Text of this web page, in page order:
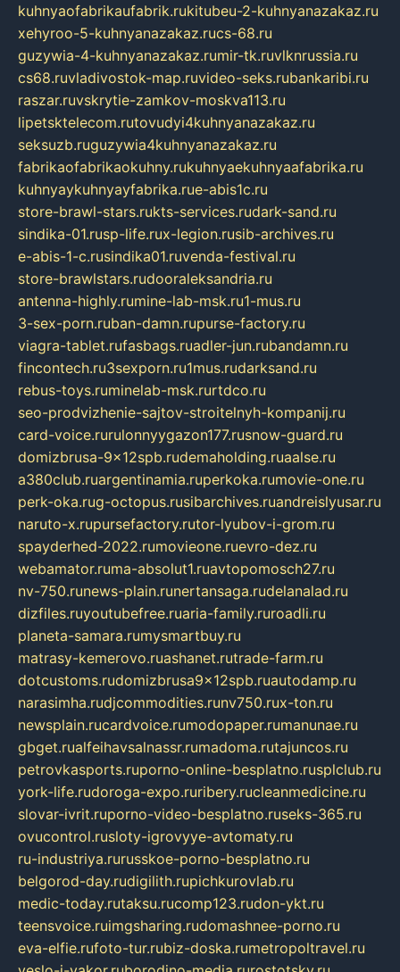
kuhnyaofabrikaufabrik.rukitubeu-2-kuhnyanazakaz.ru
xehyroo-5-kuhnyanazakaz.rucs-68.ru
guzywia-4-kuhnyanazakaz.rumir-tk.ruvlknrussia.ru
cs68.ruvladivostok-map.ruvideo-seks.rubankaribi.ru
raszar.ruvskrytie-zamkov-moskva113.ru
lipetsktelecom.rutovudyi4kuhnyanazakaz.ru
seksuzb.ruguzywia4kuhnyanazakaz.ru
fabrikaofabrikaokuhny.rukuhnyaekuhnyaafabrika.ru
kuhnyaykuhnyayfabrika.rue-abis1c.ru
store-brawl-stars.rukts-services.rudark-sand.ru
sindika-01.rusp-life.rux-legion.rusib-archives.ru
e-abis-1-c.rusindika01.ruvenda-festival.ru
store-brawlstars.rudooraleksandria.ru
antenna-highly.rumine-lab-msk.ru1-mus.ru
3-sex-porn.ruban-damn.rupurse-factory.ru
viagra-tablet.rufasbags.ruadler-jun.rubandamn.ru
fincontech.ru3sexporn.ru1mus.rudarksand.ru
rebus-toys.ruminelab-msk.rurtdco.ru
seo-prodvizhenie-sajtov-stroitelnyh-kompanij.ru
card-voice.rurulonnyygazon177.rusnow-guard.ru
domizbrusa-9x12spb.rudemaholding.ruaalse.ru
a380club.ruargentinamia.ruperkoka.rumovie-one.ru
perk-oka.rug-octopus.rusibarchives.ruandreislyusar.ru
naruto-x.rupursefactory.rutor-lyubov-i-grom.ru
spayderhed-2022.rumovieone.ruevro-dez.ru
webamator.ruma-absolut1.ruavtopomosch27.ru
nv-750.runews-plain.runertansaga.rudelanalad.ru
dizfiles.ruyoutubefree.ruaria-family.ruroadli.ru
planeta-samara.rumysmartbuy.ru
matrasy-kemerovo.ruashanet.rutrade-farm.ru
dotcustoms.rudomizbrusa9x12spb.ruautodamp.ru
narasimha.rudjcommodities.runv750.rux-ton.ru
newsplain.rucardvoice.rumodopaper.rumanunae.ru
gbget.rualfeihavsalnassr.rumadoma.rutajuncos.ru
petrovkasports.ruporno-online-besplatno.rusplclub.ru
york-life.rudoroga-expo.ruribery.rucleanmedicine.ru
slovar-ivrit.ruporno-video-besplatno.ruseks-365.ru
ovucontrol.rusloty-igrovyye-avtomaty.ru
ru-industriya.rurusskoe-porno-besplatno.ru
belgorod-day.rudigilith.rupichkurovlab.ru
medic-today.rutaksu.rucomp123.rudon-ykt.ru
teensvoice.ruimgsharing.rudomashnee-porno.ru
eva-elfie.rufoto-tur.rubiz-doska.rumetropoltravel.ru